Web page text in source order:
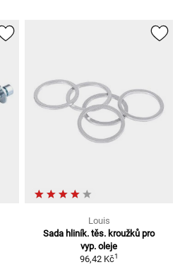
Louis
Sada hliník. těs. kroužků pro
vyp. oleje
96,42 Kč1